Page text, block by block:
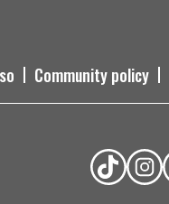
Community policy